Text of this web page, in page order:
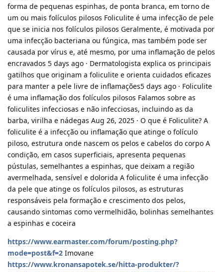
forma de pequenas espinhas, de ponta branca, em torno de
um ou mais folículos pilosos Foliculite é uma infecção de pele
que se inicia nos folículos pilosos Geralmente, é motivada por
uma infecção bacteriana ou fúngica, mas também pode ser
causada por vírus e, até mesmo, por uma inflamação de pelos
encravados 5 days ago · Dermatologista explica os principais
gatilhos que originam a foliculite e orienta cuidados eficazes
para manter a pele livre de inflamações5 days ago · Foliculite
é uma inflamação dos folículos pilosos Falamos sobre as
foliculites infecciosas e não infecciosas, incluindo as da
barba, virilha e nádegas Aug 26, 2025 · O que é Foliculite? A
foliculite é a infecção ou inflamação que atinge o folículo
piloso, estrutura onde nascem os pelos e cabelos do corpo A
condição, em casos superficiais, apresenta pequenas
pústulas, semelhantes a espinhas, que deixam a região
avermelhada, sensível e dolorida A foliculite é uma infecção
da pele que atinge os folículos pilosos, as estruturas
responsáveis pela formação e crescimento dos pelos,
causando sintomas como vermelhidão, bolinhas semelhantes
a espinhas e coceira
https://www.earmaster.com/forum/posting.php?
mode=post&f=2 Imovane
https://www.kronansapotek.se/hitta-produkter/?